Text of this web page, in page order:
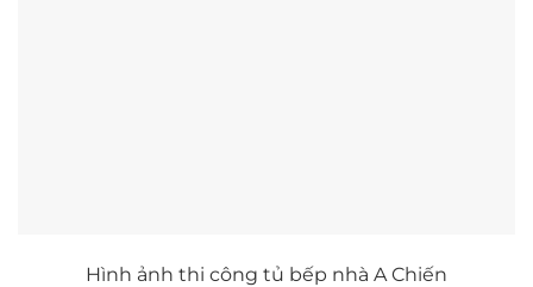
Hình ảnh thi công tủ bếp nhà A Chiến